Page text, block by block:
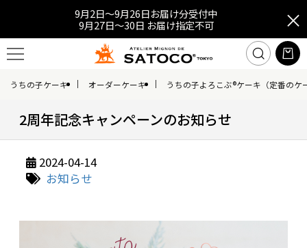
9月2日～9月26日お届け分受付中
9月27日～30日 お届け指定不可
うちの子ケーキ オーダーケーキ うちの子よろこぶ®ケーキ（定番のケ
2周年記念キャンペーンのお知らせ
2024-04-14
お知らせ